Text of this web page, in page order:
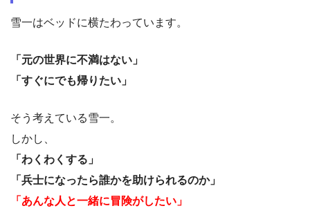
雪一はベッドに横たわっています。
「元の世界に不満はない」
「すぐにでも帰りたい」
そう考えている雪一。
しかし、
「わくわくする」
「兵士になったら誰かを助けられるのか」
「あんな人と一緒に冒険がしたい」